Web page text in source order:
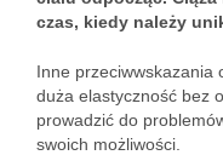
czas, kiedy należy
Inne przeciwwskazania
duża elastyczność bez
prowadzić do
swoich możliwości.